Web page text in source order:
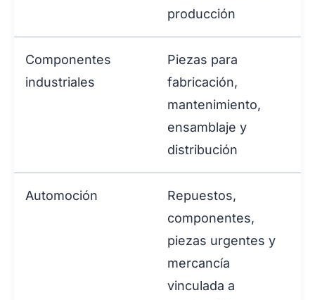
producción
Componentes
industriales
Piezas para
fabricación,
mantenimiento,
ensamblaje y
distribución
Automoción
Repuestos,
componentes,
piezas urgentes y
mercancía
vinculada a